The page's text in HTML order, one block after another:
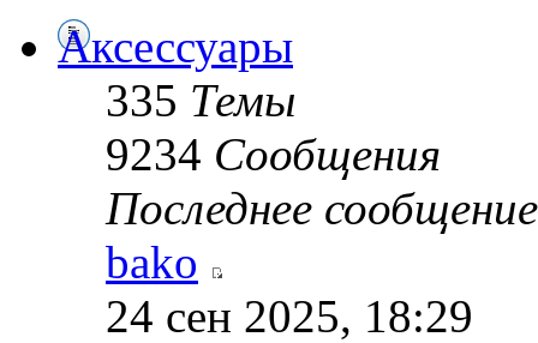
Аксессуары
335 Темы
9234 Сообщения
Последнее сообщение
bako
24 сен 2025, 18:29